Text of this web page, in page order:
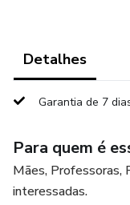
Detalhes
Garantia de 7
Para quem é
Mães, Professoras,
interessadas.